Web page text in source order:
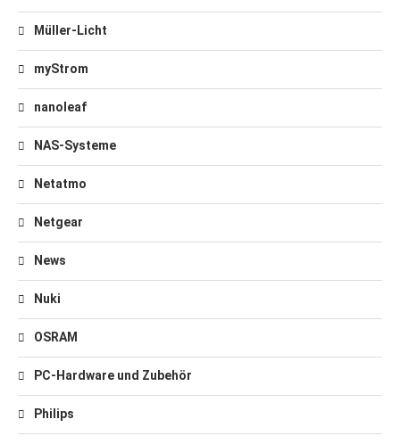
Müller-Licht
myStrom
nanoleaf
NAS-Systeme
Netatmo
Netgear
News
Nuki
OSRAM
PC-Hardware und Zubehör
Philips